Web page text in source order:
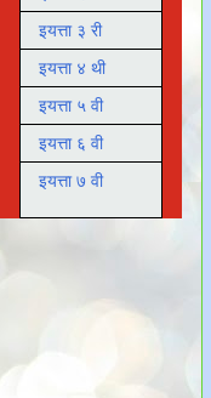
इयत्ता ३ री
इयत्ता ४ थी
इयत्ता ५ वी
इयत्ता ६ वी
इयत्ता ७ वी